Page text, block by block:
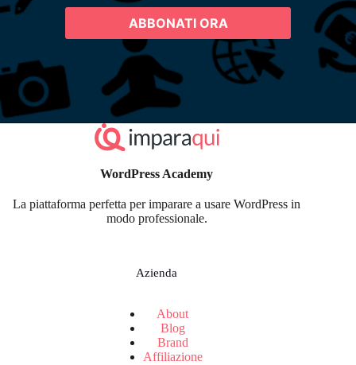
ABBONATI ORA
WordPress Academy
La piattaforma perfetta per imparare a usare WordPress in
modo professionale.
Azienda
About
Blog
Brand
Affiliazione